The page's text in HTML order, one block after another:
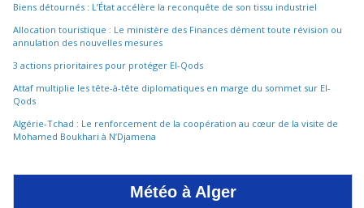
Biens détournés : L’État accélère la reconquête de son tissu industriel
Allocation touristique : Le ministère des Finances dément toute révision ou
annulation des nouvelles mesures
3 actions prioritaires pour protéger El-Qods
Attaf multiplie les tête-à-tête diplomatiques en marge du sommet sur El-
Qods
Algérie-Tchad : Le renforcement de la coopération au cœur de la visite de
Mohamed Boukhari à N’Djamena
Météo à Alger